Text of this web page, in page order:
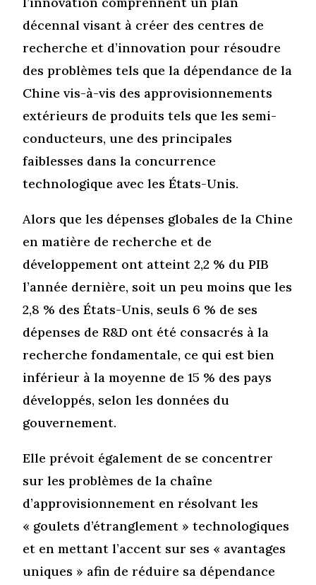
décennal visant à créer des centres de
recherche et d’innovation pour résoudre
des problèmes tels que la dépendance de la
Chine vis-à-vis des approvisionnements
extérieurs de produits tels que les semi-
conducteurs, une des principales
faiblesses dans la concurrence
technologique avec les États-Unis.
Alors que les dépenses globales de la Chine
en matière de recherche et de
développement ont atteint 2,2 % du PIB
l’année dernière, soit un peu moins que les
2,8 % des États-Unis, seuls 6 % de ses
dépenses de R&D ont été consacrés à la
recherche fondamentale, ce qui est bien
inférieur à la moyenne de 15 % des pays
développés, selon les données du
gouvernement.
Elle prévoit également de se concentrer
sur les problèmes de la chaîne
d’approvisionnement en résolvant les
« goulets d’étranglement » technologiques
et en mettant l’accent sur ses « avantages
uniques » afin de réduire sa dépendance